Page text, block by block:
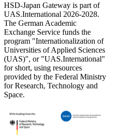
HSD-Japan Gateway is part of
UAS.International 2026-2028.
The German Academic
Exchange Service funds the
program "Internationalization of
Universities of Applied Sciences
(UAS)", or "UAS.International"
for short, using resources
provided by the Federal Ministry
for Research, Technology and
Space.